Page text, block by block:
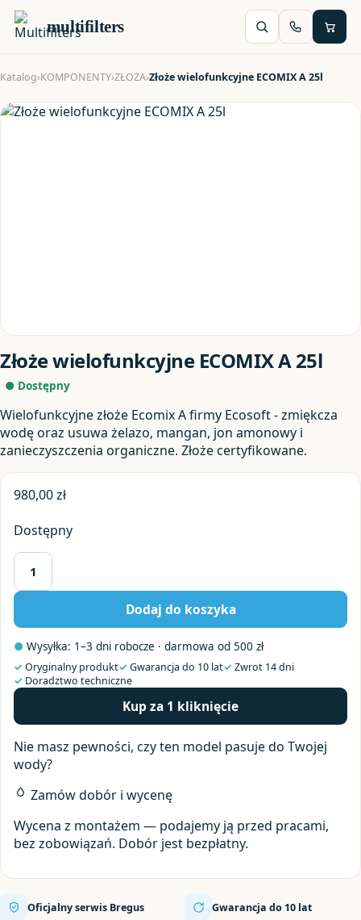
multifilters
Katalog›KOMPONENTY›ZŁOŻA›Złoże wielofunkcyjne ECOMIX A 25l
Złoże wielofunkcyjne ECOMIX A 25l
● Dostępny
Wielofunkcyjne złoże Ecomix A firmy Ecosoft - zmiękcza
wodę oraz usuwa żelazo, mangan, jon amonowy i
zanieczyszczenia organiczne. Złoże certyfikowane.
980,00zł
Dostępny
ilość
Złoże
ECOMIX
A
25l
Dodaj do koszyka
● Wysyłka: 1–3 dni robocze · darmowa od 500 zł
✓ Oryginalny produkt✓ Gwarancja do 10 lat✓ Zwrot 14 dni
✓ Doradztwo techniczne
Kup za 1 kliknięcie
Nie masz pewności, czy ten model pasuje do Twojej
wody?
Zamów dobór i wycenę
Wycena z montażem — podajemy ją przed pracami,
bez zobowiązań. Dobór jest bezpłatny.
Oficjalny serwis Bregus Gwarancja do 10 lat